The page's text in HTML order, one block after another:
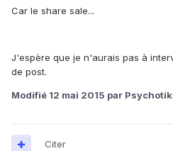
Car le share sale...
J'espère que je n'aurais pas à
de post.
Modifié 12 mai 2015 par
Citer